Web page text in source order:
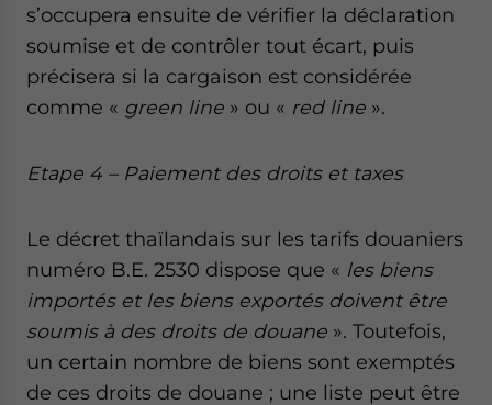
s’occupera ensuite de vérifier la déclaration
soumise et de contrôler tout écart, puis
précisera si la cargaison est considérée
comme « green line » ou « red line ».
Etape 4 – Paiement des droits et taxes
Le décret thaïlandais sur les tarifs douaniers
numéro B.E. 2530 dispose que « les biens
importés et les biens exportés doivent être
soumis à des droits de douane ». Toutefois,
un certain nombre de biens sont exemptés
de ces droits de douane ; une liste peut être